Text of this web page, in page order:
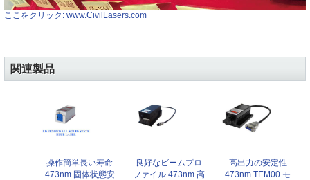
ここをクリック: www.CivilLasers.com
関連製品
操作簡単長い寿命
473nm 固体状態安
良好なビームプロ
ファイル 473nm 高
高出力の安定性
473nm TEM00 モ